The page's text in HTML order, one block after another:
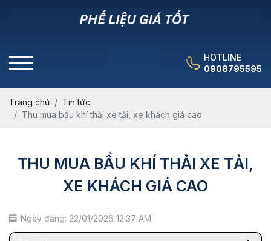
HOTLINE
0908795595
Trang chủ
Tin tức
Thu mua bầu khí thải xe tải, xe khách giá cao
THU MUA BẦU KHÍ THẢI XE TẢI,
XE KHÁCH GIÁ CAO
Ngày đăng: 22/01/2026 12:37 AM